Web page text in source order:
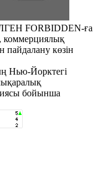
FORBIDDEN-ға
коммерциялық
пайдалану көзін
Нью-Йорктегі
бойынша